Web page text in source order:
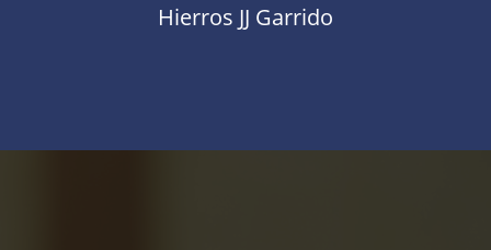
Hierros JJ Garrido